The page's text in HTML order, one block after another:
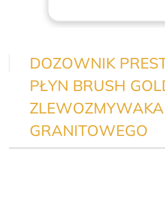
DOZOWNIK
PŁYN BRUSH
ZLEWOZMYWAKA
GRANITOWEGO